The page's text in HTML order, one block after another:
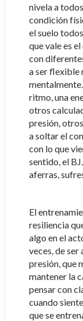
nivela a
condición
el suelo
que vale es
con
a ser flexible
ritmo, una
otros
presión,
a soltar el
con lo que
sentido, el
aferras,
El
resiliencia
algo en el
veces, de
presión, que
mantener la
pensar con
cuando
que se